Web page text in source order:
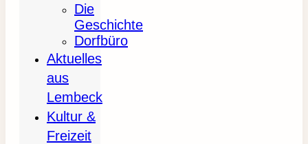
Die
Geschichte
Dorfbüro
Aktuelles
aus
Lembeck
Kultur &
Freizeit